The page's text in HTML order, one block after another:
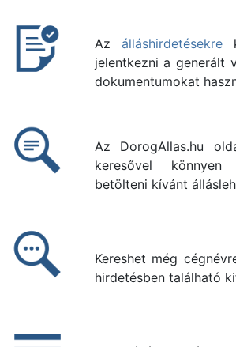
Az álláshirdetésekre
jelentkezni a generált
dokumentumokat
Az DorogAllas.hu
keresővel
betölteni kívánt
Kereshet még
hirdetésben található